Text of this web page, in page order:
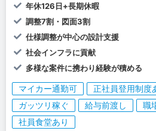
年休126日+長期休暇
調整7割・図面3割
仕様調整が中心の設計支援
社会インフラに貢献
多様な案件に携わり経験が積める
マイカー通勤可 正社員登用制度
ガッツリ稼ぐ
給与前渡し
職
社員食堂あり